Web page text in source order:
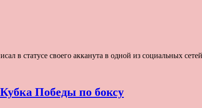
в статусе своего акканута в одной из социальных
Победы по боксу